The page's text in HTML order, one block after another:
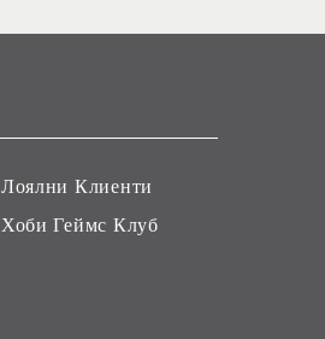
Лоялни Клиенти
Хоби Геймс Клуб